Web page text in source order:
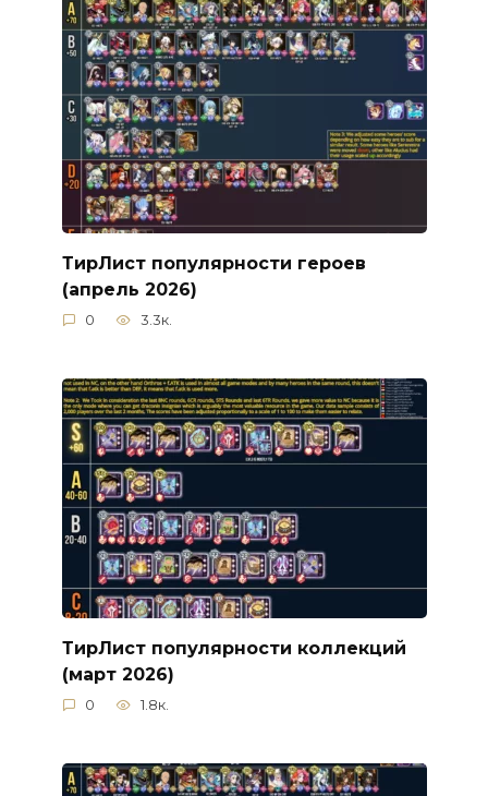
ТирЛист популярности героев
(апрель 2026)
0 3.3к.
ТирЛист популярности коллекций
(март 2026)
0 1.8к.